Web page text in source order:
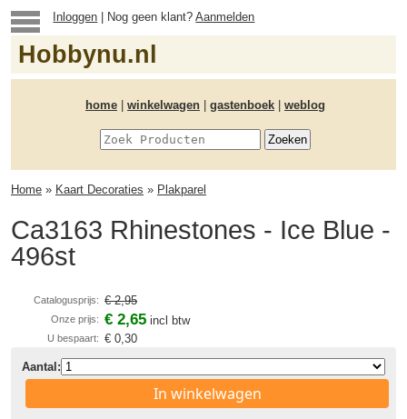
Inloggen | Nog geen klant?Aanmelden
Hobbynu.nl
home winkelwagen gastenboek weblog
Home » Kaart Decoraties » Plakparel
Ca3163 Rhinestones - Ice Blue -
496st
Catalogusprijs: € 2,95
Onze prijs: € 2,65 incl btw
U bespaart: € 0,30
Aantal:
In winkelwagen